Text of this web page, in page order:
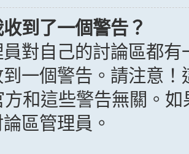
到了一個警告？
對自己的討論區都
一個警告。請注意
方和這些警告無關。
區管理員。